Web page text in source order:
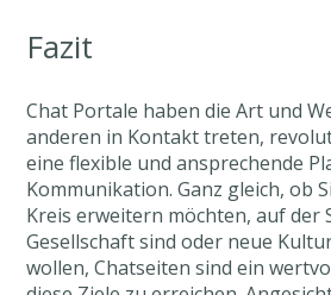
Fazit
Chat Portale haben die Art und
anderen in Kontakt treten,
eine flexible und ansprechende
Kommunikation. Ganz gleich, ob
Kreis erweitern möchten, auf der
Gesellschaft sind oder neue
wollen, Chatseiten sind ein